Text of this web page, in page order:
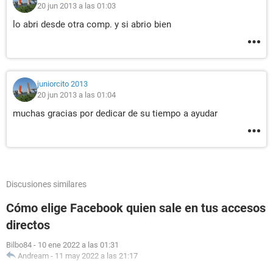
20 jun 2013 a las 01:03
lo abri desde otra comp. y si abrio bien
juniorcito 2013
20 jun 2013 a las 01:04
muchas gracias por dedicar de su tiempo a ayudar
Discusiones similares
Cómo elige Facebook quien sale en tus accesos
directos
Bilbo84 - 10 ene 2022 a las 01:31
Andream - 11 may 2022 a las 21:17